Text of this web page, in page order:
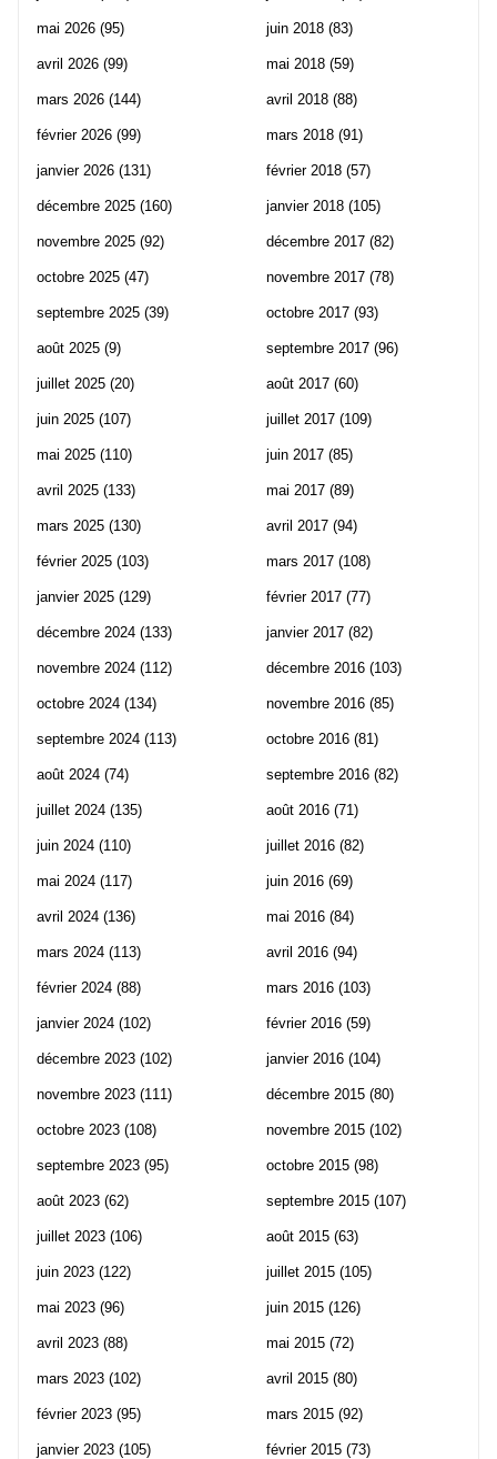
mai 2026 (95)
avril 2026 (99)
mars 2026 (144)
février 2026 (99)
janvier 2026 (131)
décembre 2025 (160)
novembre 2025 (92)
octobre 2025 (47)
septembre 2025 (39)
août 2025 (9)
juillet 2025 (20)
juin 2025 (107)
mai 2025 (110)
avril 2025 (133)
mars 2025 (130)
février 2025 (103)
janvier 2025 (129)
décembre 2024 (133)
novembre 2024 (112)
octobre 2024 (134)
septembre 2024 (113)
août 2024 (74)
juillet 2024 (135)
juin 2024 (110)
mai 2024 (117)
avril 2024 (136)
mars 2024 (113)
février 2024 (88)
janvier 2024 (102)
décembre 2023 (102)
novembre 2023 (111)
octobre 2023 (108)
septembre 2023 (95)
août 2023 (62)
juillet 2023 (106)
juin 2023 (122)
mai 2023 (96)
avril 2023 (88)
mars 2023 (102)
février 2023 (95)
janvier 2023 (105)
juin 2018 (83)
mai 2018 (59)
avril 2018 (88)
mars 2018 (91)
février 2018 (57)
janvier 2018 (105)
décembre 2017 (82)
novembre 2017 (78)
octobre 2017 (93)
septembre 2017 (96)
août 2017 (60)
juillet 2017 (109)
juin 2017 (85)
mai 2017 (89)
avril 2017 (94)
mars 2017 (108)
février 2017 (77)
janvier 2017 (82)
décembre 2016 (103)
novembre 2016 (85)
octobre 2016 (81)
septembre 2016 (82)
août 2016 (71)
juillet 2016 (82)
juin 2016 (69)
mai 2016 (84)
avril 2016 (94)
mars 2016 (103)
février 2016 (59)
janvier 2016 (104)
décembre 2015 (80)
novembre 2015 (102)
octobre 2015 (98)
septembre 2015 (107)
août 2015 (63)
juillet 2015 (105)
juin 2015 (126)
mai 2015 (72)
avril 2015 (80)
mars 2015 (92)
février 2015 (73)